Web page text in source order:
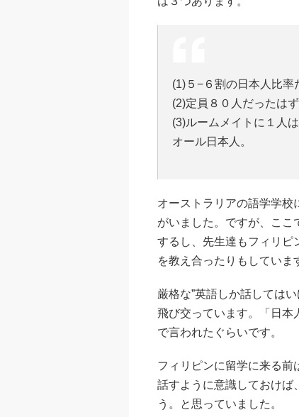
(1)５−６割の日本人比率
(2)定員８０人だったは
(3)ルームメイトに１人
オール日本人。
オーストラリアの語学学校
がいました。ですが、ここ
するし、先生達もフィリピ
を教え合ったりもしていま
厳格な”英語しか話しては
飛び交っています。「日本
で言われたぐらいです。
フィリピンに留学に来る前
話すように意識しておけば
う。と思っていました。